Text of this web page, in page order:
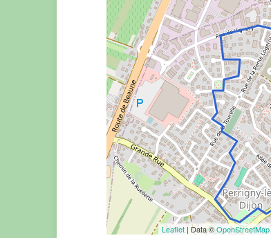
Leaflet | Data ©OpenStreetMap